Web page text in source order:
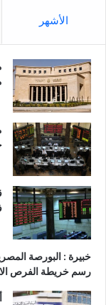
الأشهر
خبيرة : البورصة
رسم خريطة الفرص